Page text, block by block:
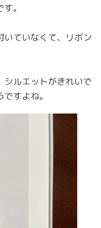
。
いていなくて、リボン
シルエットがきれいで
すよね。